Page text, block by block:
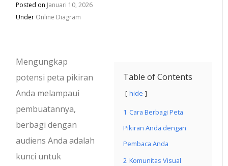
Posted on Januari 10, 2026
Under Online Diagram
Table of Contents
hide
1 Cara Berbagi Peta
Pikiran Anda dengan
Pembaca Anda
2 Komunitas Visual
Mengungkap
potensi peta pikiran
Anda melampaui
pembuatannya,
berbagi dengan
audiens Anda adalah
kunci untuk